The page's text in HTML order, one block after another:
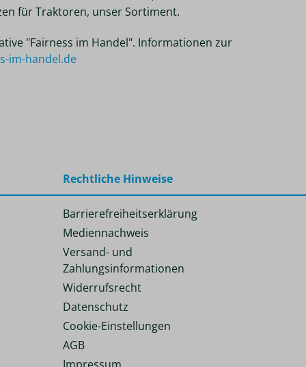
für Traktoren, unser Sortiment.
"Fairness im Handel". Informationen zur
im-handel.de
Rechtliche Hinweise
Barrierefreiheitserklärung
Mediennachweis
Versand- und
Zahlungsinformationen
Widerrufsrecht
Datenschutz
Cookie-Einstellungen
AGB